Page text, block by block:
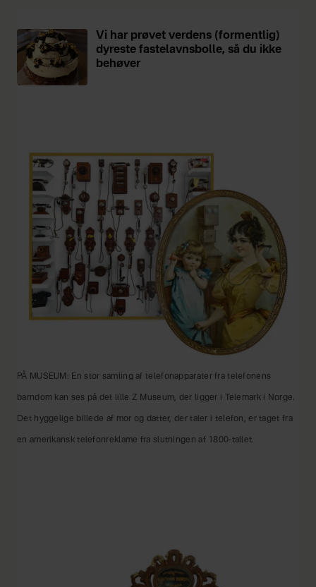
Vi har prøvet verdens (formentlig)
dyreste fastelavnsbolle, så du ikke
behøver
PÅ MUSEUM: En stor samling af telefonapparater fra telefonens
barndom kan ses på det lille Z Museum, der ligger i Telemark i Norge.
Det hyggelige billede af mor og datter, der taler i telefon, er taget fra
en amerikansk telefonreklame fra slutningen af 1800-tallet.